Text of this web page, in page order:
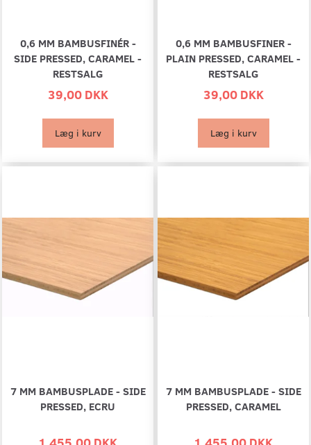
0,6 MM BAMBUSFINÉR -
SIDE PRESSED, CARAMEL -
RESTSALG
39,00 DKK
Læg i kurv
0,6 MM BAMBUSFINER -
PLAIN PRESSED, CARAMEL -
RESTSALG
39,00 DKK
Læg i kurv
7 MM BAMBUSPLADE - SIDE
PRESSED, ECRU
7 MM BAMBUSPLADE - SIDE
PRESSED, CARAMEL